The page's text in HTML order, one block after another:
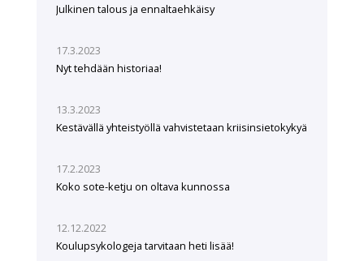
Julkinen talous ja ennaltaehkäisy
17.3.2023
Nyt tehdään historiaa!
13.3.2023
Kestävällä yhteistyöllä vahvistetaan kriisinsietokykyä
17.2.2023
Koko sote-ketju on oltava kunnossa
12.12.2022
Koulupsykologeja tarvitaan heti lisää!